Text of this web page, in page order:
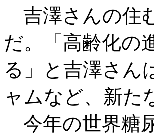
吉澤さんの住
だ。「高齢化の
る」と吉澤さん
ャムなど、新た
今年の世界糖